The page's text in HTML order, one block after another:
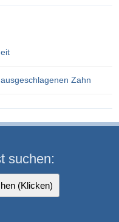
Zahn
suchen: